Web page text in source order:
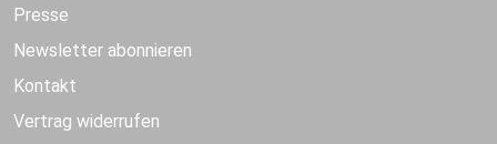
Presse
Newsletter abonnieren
Kontakt
Vertrag widerrufen